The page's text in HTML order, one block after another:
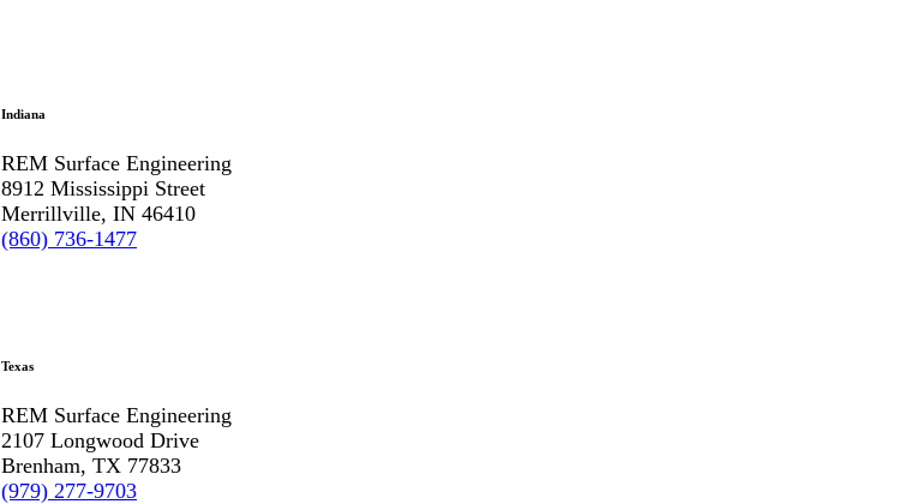
Indiana
REM Surface Engineering
8912 Mississippi Street
Merrillville, IN 46410
(860) 736-1477
Texas
REM Surface Engineering
2107 Longwood Drive
Brenham, TX 77833
(979) 277-9703